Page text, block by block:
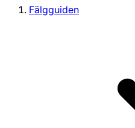
Fälgguiden